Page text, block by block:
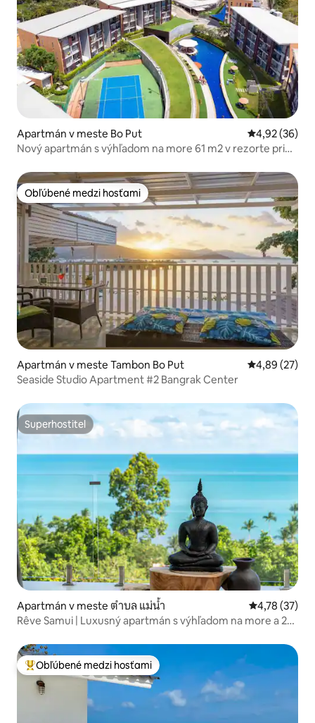
Apartmán v meste Bo Put Priemerné
4,92 (36)
Nový apartmán s výhľadom na more 61 m2 v rezorte pri
Obľúbené medzi hosťami
Obľúbené medzi hosťami
Apartmán v meste Tambon Bo Put Priemerné
4,89 (27)
Seaside Studio Apartment #2 Bangrak Center
Superhostiteľ
Superhostiteľ
Apartmán v meste ตำบล แม่น้ำ Priemerné
4,78 (37)
Rêve Samui | Luxusný apartmán s výhľadom na more a 2
Najobľúbenejšie medzi hosťami
Obľúbené medzi hosťami